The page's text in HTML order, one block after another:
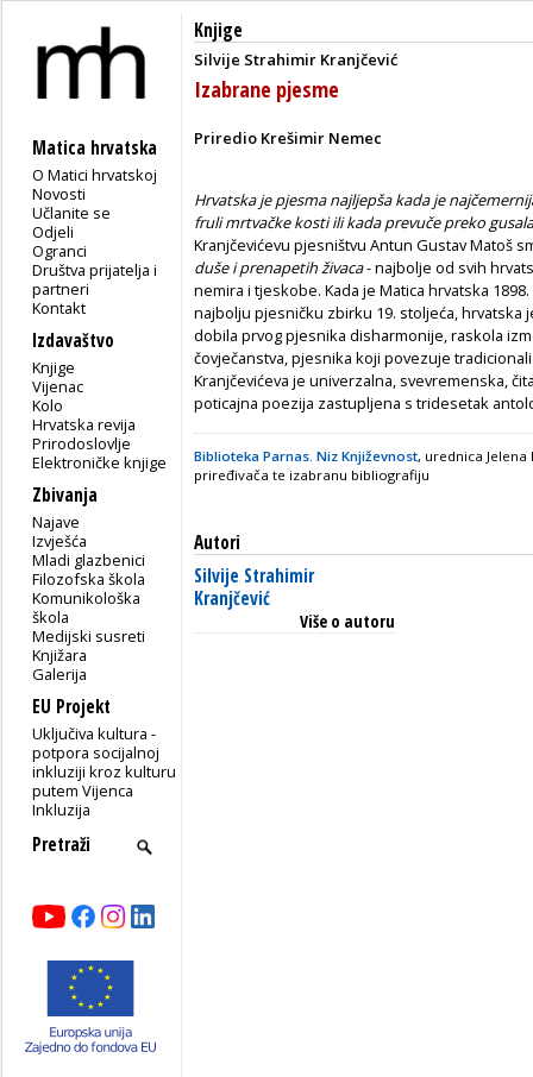
Matica hrvatska
O Matici hrvatskoj
Novosti
Učlanite se
Odjeli
Ogranci
Društva prijatelja i
partneri
Kontakt
Izdavaštvo
Knjige
Vijenac
Kolo
Hrvatska revija
Prirodoslovlje
Elektroničke knjige
Zbivanja
Najave
Izvješća
Mladi glazbenici
Filozofska škola
Komunikološka
škola
Medijski susreti
Knjižara
Galerija
EU Projekt
Uključiva kultura -
potpora socijalnoj
inkluziji kroz kulturu
putem Vijenca
Inkluzija
Knjige
Silvije Strahimir Kranjčević
Izabrane pjesme
Priredio Krešimir Nemec
Hrvatska je pjesma najljepša kada je
fruli mrtvačke kosti ili kada prevuče preko
Kranjčevićevu pjesništvu Antun Gustav Matoš
duše i prenapetih živaca- najbolje od svih
nemira i tjeskobe. Kada je Matica hrvatska
najbolju pjesničku zbirku 19. stoljeća, hrvatska
dobila prvog pjesnika disharmonije, raskola
čovječanstva, pjesnika koji povezuje
Kranjčevićeva je univerzalna, svevremenska,
poticajna poezija zastupljena s tridesetak
Biblioteka Parnas. Niz Književnost, urednica
priređivača te izabranu bibliografiju
Autori
Silvije Strahimir
Kranjčević
Više o autoru